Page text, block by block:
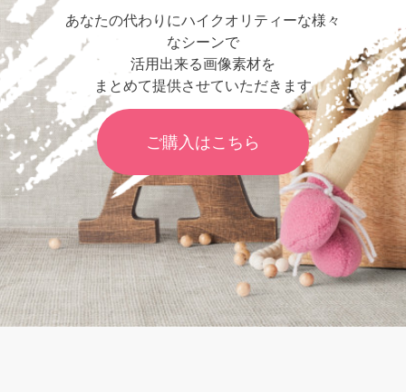
あなたの代わりにハイクオリティーな様々
なシーンで
活用出来る画像素材を
まとめて提供させていただきます
ご購入はこちら